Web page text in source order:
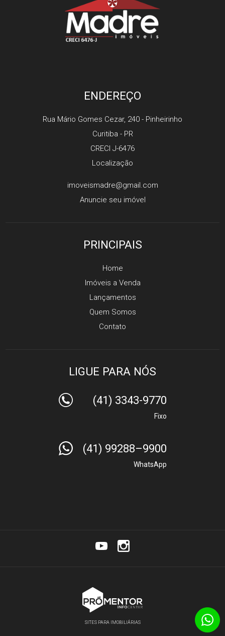
ENDEREÇO
Rua Mário Gomes Cezar, 240 - Pinheirinho
Curitiba - PR
CRECI J-6476
Localização
imoveismadre@gmail.com
Anuncie seu imóvel
PRINCIPAIS
Home
Imóveis a Venda
Lançamentos
Quem Somos
Contato
LIGUE PARA NÓS
(41) 3343-9770
Fixo
(41) 99288–9900
WhatsApp
SITES PARA IMOBILIÁRIAS